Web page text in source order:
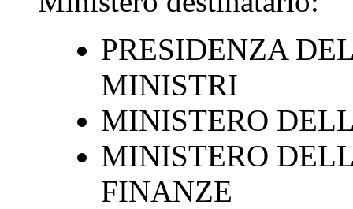
PRESIDENZA
MINISTRI
MINISTERO
MINISTERO
FINANZE